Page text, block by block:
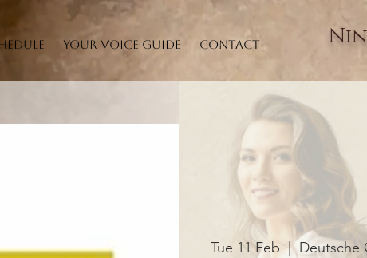
Your Voice Guide Contact
Tue 11 Feb
  |
Deutsche